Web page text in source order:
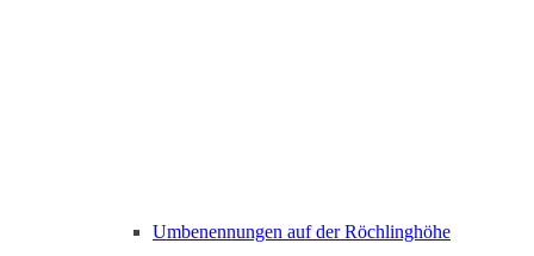
Umbenennungen auf der Röchlinghöhe